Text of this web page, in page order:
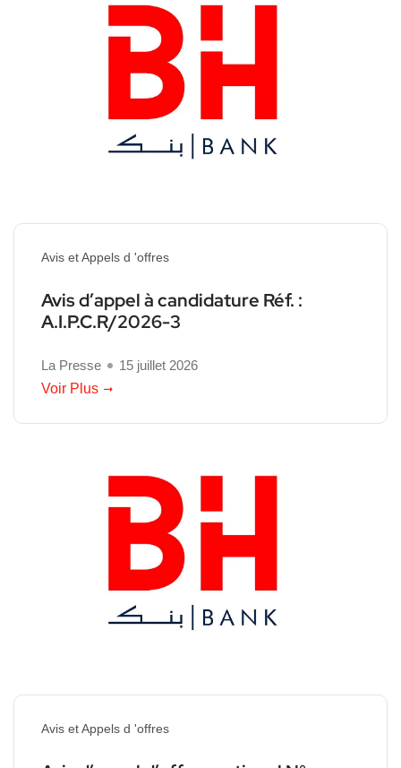
Avis et Appels d 'offres
Avis d’appel à candidature Réf. :
A.I.P.C.R/2026-3
La Presse
15 juillet 2026
Voir Plus
Avis et Appels d 'offres